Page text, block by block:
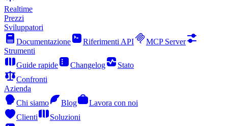
Realtime
Prezzi
Sviluppatori
Documentazione
Riferimenti API
MCP Server
Strumenti
Guide rapide
Changelog
Stato
Confronti
Azienda
Chi siamo
Blog
Lavora con noi
Clienti
Soluzioni